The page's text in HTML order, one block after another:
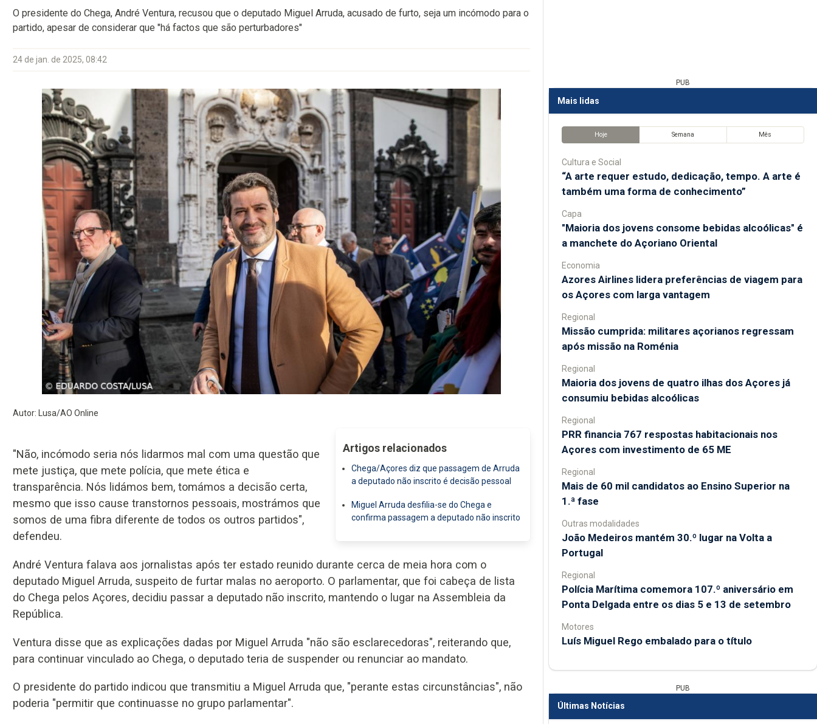
O presidente do Chega, André Ventura, recusou que o deputado Miguel Arruda, acusado de furto, seja um incómodo para o
partido, apesar de considerar que "há factos que são perturbadores"
24 de jan. de 2025, 08:42
Autor: Lusa/AO Online
Artigos relacionados
Chega/Açores diz que passagem de Arruda
a deputado não inscrito é decisão pessoal
Miguel Arruda desfilia-se do Chega e
confirma passagem a deputado não inscrito
"Não, incómodo seria nós lidarmos mal com uma questão que
mete justiça, que mete polícia, que mete ética e
transparência. Nós lidámos bem, tomámos a decisão certa,
mesmo que isso cause transtornos pessoais, mostrámos que
somos de uma fibra diferente de todos os outros partidos",
defendeu.
André Ventura falava aos jornalistas após ter estado reunido durante cerca de meia hora com o
deputado Miguel Arruda, suspeito de furtar malas no aeroporto. O parlamentar, que foi cabeça de lista
do Chega pelos Açores, decidiu passar a deputado não inscrito, mantendo o lugar na Assembleia da
República.
Ventura disse que as explicações dadas por Miguel Arruda "não são esclarecedoras", reiterando que,
para continuar vinculado ao Chega, o deputado teria de suspender ou renunciar ao mandato.
O presidente do partido indicou que transmitiu a Miguel Arruda que, "perante estas circunstâncias", não
poderia "permitir que continuasse no grupo parlamentar".
PUB
Mais lidas
Hoje Semana Mês
Cultura e Social
“A arte requer estudo, dedicação, tempo. A arte é
também uma forma de conhecimento”
Capa
"Maioria dos jovens consome bebidas alcoólicas" é
a manchete do Açoriano Oriental
Economia
Azores Airlines lidera preferências de viagem para
os Açores com larga vantagem
Regional
Missão cumprida: militares açorianos regressam
após missão na Roménia
Regional
Maioria dos jovens de quatro ilhas dos Açores já
consumiu bebidas alcoólicas
Regional
PRR financia 767 respostas habitacionais nos
Açores com investimento de 65 ME
Regional
Mais de 60 mil candidatos ao Ensino Superior na
1.ª fase
Outras modalidades
João Medeiros mantém 30.º lugar na Volta a
Portugal
Regional
Polícia Marítima comemora 107.º aniversário em
Ponta Delgada entre os dias 5 e 13 de setembro
Motores
Luís Miguel Rego embalado para o título
PUB
Últimas Notícias